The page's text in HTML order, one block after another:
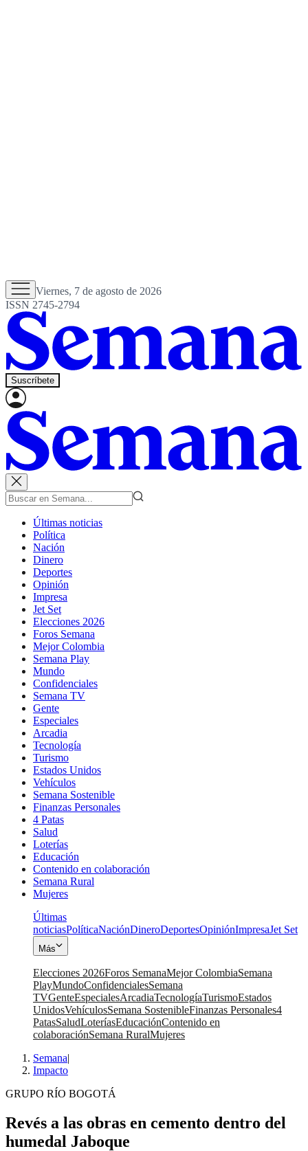
Viernes, 7 de agosto de 2026
ISSN 2745-2794
Suscríbete
Últimas noticias
Política
Nación
Dinero
Deportes
Opinión
Impresa
Jet Set
Elecciones 2026
Foros Semana
Mejor Colombia
Semana Play
Mundo
Confidenciales
Semana TV
Gente
Especiales
Arcadia
Tecnología
Turismo
Estados Unidos
Vehículos
Semana Sostenible
Finanzas Personales
4 Patas
Salud
Loterías
Educación
Contenido en colaboración
Semana Rural
Mujeres
Últimas
noticiasPolíticaNaciónDineroDeportesOpiniónImpresaJet Set
Más
Elecciones 2026Foros SemanaMejor ColombiaSemana
PlayMundoConfidencialesSemana
TVGenteEspecialesArcadiaTecnologíaTurismoEstados
UnidosVehículosSemana SostenibleFinanzas Personales4
PatasSaludLoteríasEducaciónContenido en
colaboraciónSemana RuralMujeres
Semana|
Impacto
GRUPO RÍO BOGOTÁ
Revés a las obras en cemento dentro del
humedal Jaboque